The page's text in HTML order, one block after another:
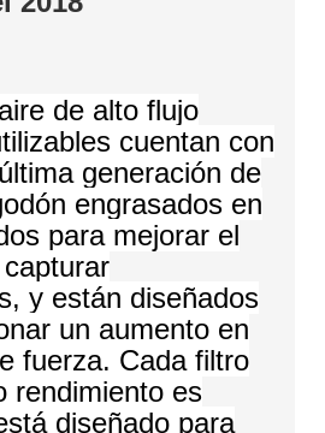
de alto flujo
cuentan con
generación de
engrasados ​​en
para mejorar el
y están diseñados
un aumento en
fuerza. Cada filtro
rendimiento es
diseñado para